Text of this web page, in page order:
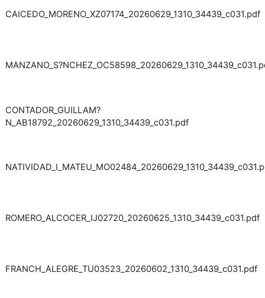
CAICEDO_MORENO_XZ07174_20260629_1310_34439_c031.pdf
CONTADOR_GUILLAM?
N_AB18792_20260629_1310_34439_c031.pdf
ROMERO_ALCOCER_IJ02720_20260625_1310_34439_c031.pdf
FRANCH_ALEGRE_TU03523_20260602_1310_34439_c031.pdf